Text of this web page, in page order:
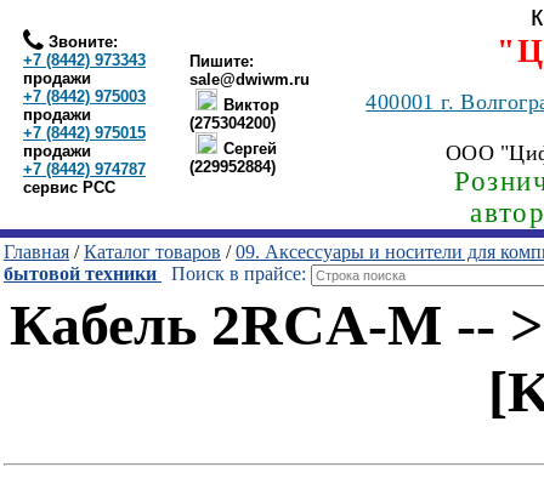
Звоните:
+7 (8442) 973343
продажи
+7 (8442) 975003
продажи
+7 (8442) 975015
продажи
+7 (8442) 974787
сервис РСС
Пишите:
sale@dwiwm.ru
Виктор
(275304200)
Сергей
(229952884)
400001г.
ООО
Главная /Каталог товаров /09. Аксессуары и носители для
бытовой техники
Поиск в прайсе:
Кабель 2RCA-M --